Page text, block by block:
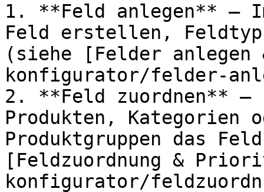
1. **Feld anlegen** –
Feld erstellen, Feldtyp
(siehe [Felder
konfigurator/felder-
2. **Feld zuordnen** –
Produkten, Kategorien
Produktgruppen das
[Feldzuordnung &
konfigurator/